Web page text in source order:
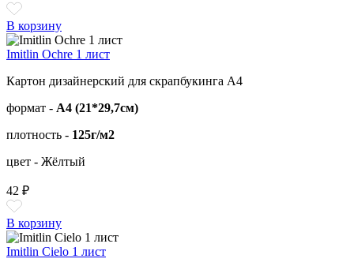
В корзину
Imitlin Ochre 1 лист
Картон дизайнерский для скрапбукинга А4
формат - А4 (21*29,7см)
плотность - 125г/м2
цвет - Жёлтый
42 ₽
В корзину
Imitlin Cielo 1 лист